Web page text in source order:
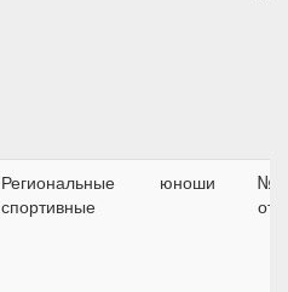
Региональные
спортивные
юноши
№2